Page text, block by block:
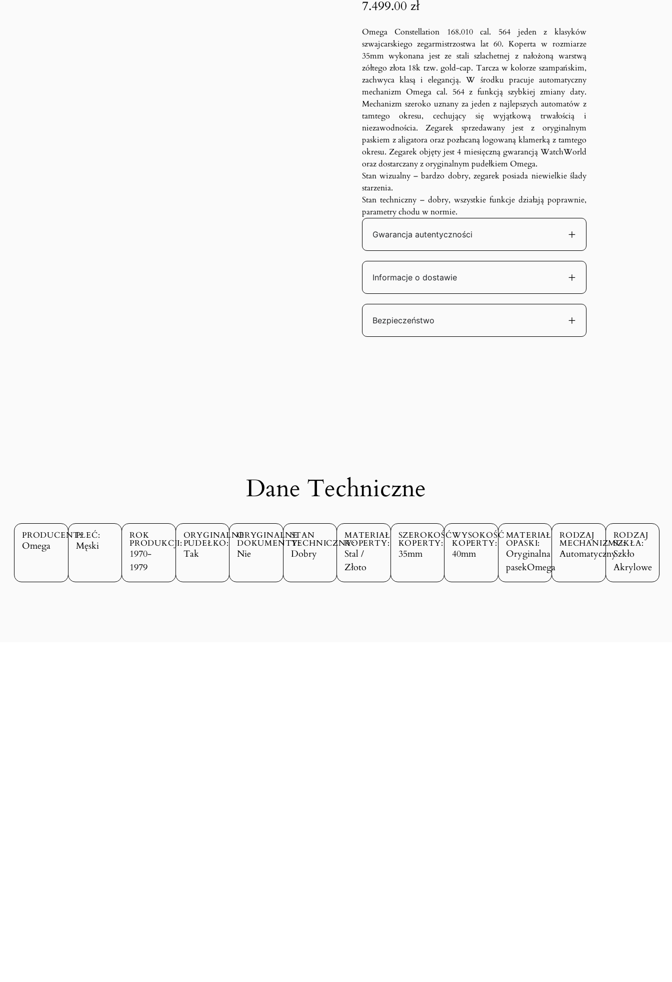
7.499.00 zł
Omega Constellation 168.010 cal. 564 jeden z klasyków
szwajcarskiego zegarmistrzostwa lat 60. Koperta w rozmiarze
35mm wykonana jest ze stali szlachetnej z nałożoną warstwą
zółtego złota 18k tzw. gold-cap. Tarcza w kolorze szampańskim,
zachwyca klasą i elegancją. W środku pracuje automatyczny
mechanizm Omega cal. 564 z funkcją szybkiej zmiany daty.
Mechanizm szeroko uznany za jeden z najlepszych automatów z
tamtego okresu, cechujący się wyjątkową trwałością i
niezawodnościa. Zegarek sprzedawany jest z oryginalnym
paskiem z aligatora oraz pozłacaną logowaną klamerką z tamtego
okresu. Zegarek objęty jest 4 miesięczną gwarancją WatchWorld
oraz dostarczany z oryginalnym pudełkiem Omega.
Stan wizualny – bardzo dobry, zegarek posiada niewielkie ślady
starzenia.
Stan techniczny – dobry, wszystkie funkcje działają poprawnie,
parametry chodu w normie.
Gwarancja autentyczności
Informacje o dostawie
Bezpieczeństwo
Dane Techniczne
PRODUCENT:
Omega
PŁEĆ:
Męski
ROK
PRODUKCJI:
1970-
1979
ORYGINALNE
PUDEŁKO:
Tak
ORYGINALNE
DOKUMENTY:
Nie
STAN
TECHNICZNY:
Dobry
MATERIAŁ
KOPERTY:
Stal /
Złoto
SZEROKOŚĆ
KOPERTY:
35mm
WYSOKOŚĆ
KOPERTY:
40mm
MATERIAŁ
OPASKI:
Oryginalna
pasekOmega
RODZAJ
MECHANIZMU:
Automatyczny
RODZAJ
SZKŁA:
Szkło
Akrylowe